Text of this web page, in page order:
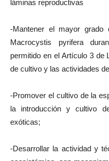
láminas reproductivas
-Mantener el mayor grado
Macrocystis pyrifera
permitido en el Artículo 3 de
de cultivo y las actividades
-Promover el cultivo de la
la introducción y cultivo
exóticas;
-Desarrollar la actividad y